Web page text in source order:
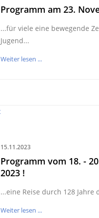
Programm am 23.
...für viele eine bewegende
Jugend...
Weiter lesen ...
15.11.2023
Programm vom 18. -
2023 !
...eine Reise durch 128 Jahre
Weiter lesen ...